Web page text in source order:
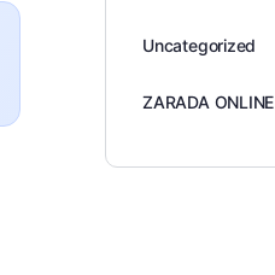
Uncategorized
ZARADA ONLINE